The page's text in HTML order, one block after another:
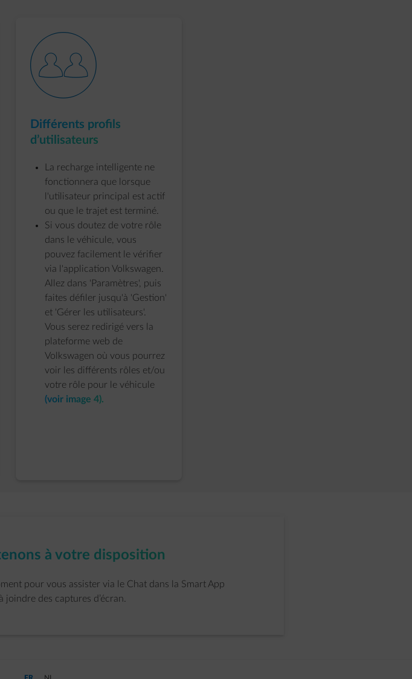
outline-users-2
Différents profils
d’utilisateurs
La recharge intelligente ne
fonctionnera que lorsque
l'utilisateur principal est actif
ou que le trajet est terminé.
Si vous doutez de votre rôle
dans le véhicule, vous
pouvez facilement le vérifier
via l'application Volkswagen.
Allez dans 'Paramètres', puis
faites défiler jusqu'à 'Gestion'
et 'Gérer les utilisateurs'.
Vous serez redirigé vers la
plateforme web de
Volkswagen où vous pourrez
voir les différents rôles et/ou
votre rôle pour le véhicule
(voir image 4).
à votre disposition​
pour vous assister via le Chat dans la Smart App​
des captures d’écran.
Passer en Français (Langue actuelle)
Passer en Néerlandais